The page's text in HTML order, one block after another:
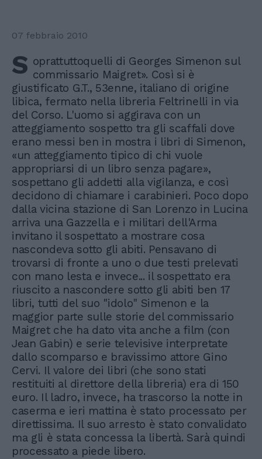
07 febbraio 2010
S oprattuttoquelli di Georges Simenon sul
commissario Maigret». Così si è
giustificato G.T., 53enne, italiano di origine
libica, fermato nella libreria Feltrinelli in via
del Corso. L'uomo si aggirava con un
atteggiamento sospetto tra gli scaffali dove
erano messi ben in mostra i libri di Simenon,
«un atteggiamento tipico di chi vuole
appropriarsi di un libro senza pagare»,
sospettano gli addetti alla vigilanza, e così
decidono di chiamare i carabinieri. Poco dopo
dalla vicina stazione di San Lorenzo in Lucina
arriva una Gazzella e i militari dell'Arma
invitano il sospettato a mostrare cosa
nascondeva sotto gli abiti. Pensavano di
trovarsi di fronte a uno o due testi prelevati
con mano lesta e invece... il sospettato era
riuscito a nascondere sotto gli abiti ben 17
libri, tutti del suo "idolo" Simenon e la
maggior parte sulle storie del commissario
Maigret che ha dato vita anche a film (con
Jean Gabin) e serie televisive interpretate
dallo scomparso e bravissimo attore Gino
Cervi. Il valore dei libri (che sono stati
restituiti al direttore della libreria) era di 150
euro. Il ladro, invece, ha trascorso la notte in
caserma e ieri mattina è stato processato per
direttissima. Il suo arresto è stato convalidato
ma gli è stata concessa la libertà. Sarà quindi
processato a piede libero.